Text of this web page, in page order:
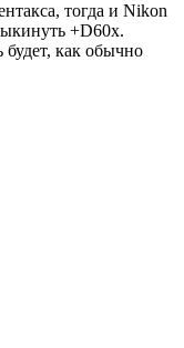
тогда и Nikon
+D60x.
будет, как обычно